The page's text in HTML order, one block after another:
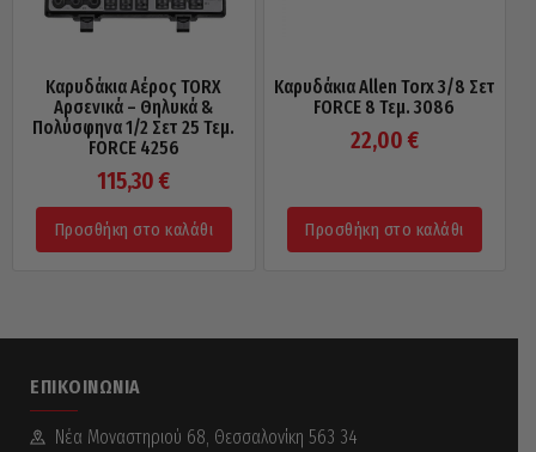
Καρυδάκια Αέρος TORX
Αρσενικά – Θηλυκά &
Πολύσφηνα 1/2 Σετ 25 Τεμ.
FORCE 4256
115,30€
Προσθήκη στο καλάθι
Καρυδάκια Allen Torx 3/8 Σετ
FORCE 8 Τεμ. 3086
22,00 €
Προσθήκη στο καλάθι
ΕΠΙΚΟΙΝΩΝΊΑ
Νέα Mοναστηριού 68, Θεσσαλονίκη 563 34